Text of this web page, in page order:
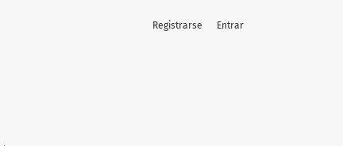
Registrarse Entrar